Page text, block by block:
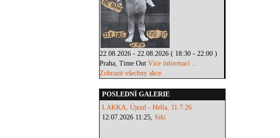
22.08.2026 - 22.08.2026 ( 18:30 - 22:00 )
Praha, Time OutVíce informací ...
Zobrazit všechny akce
POSLEDNÍ GALERIE
LAKKA, Újezd - Hella, 11.7.26
12.07.2026 11:25, Siki